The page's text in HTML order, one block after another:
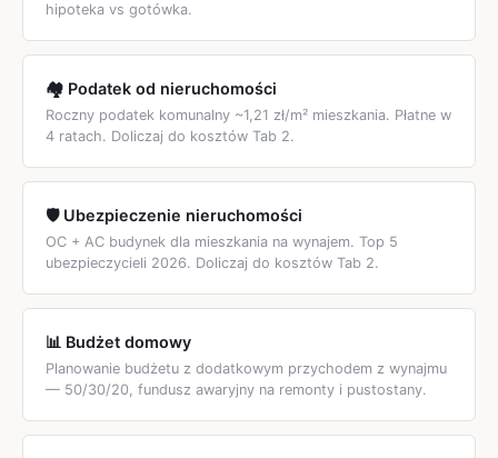
hipoteka vs gotówka.
🏘️ Podatek od nieruchomości
Roczny podatek komunalny ~1,21 zł/m² mieszkania. Płatne w
4 ratach. Doliczaj do kosztów Tab 2.
🛡️ Ubezpieczenie nieruchomości
OC + AC budynek dla mieszkania na wynajem. Top 5
ubezpieczycieli 2026. Doliczaj do kosztów Tab 2.
📊 Budżet domowy
Planowanie budżetu z dodatkowym przychodem z wynajmu
— 50/30/20, fundusz awaryjny na remonty i pustostany.